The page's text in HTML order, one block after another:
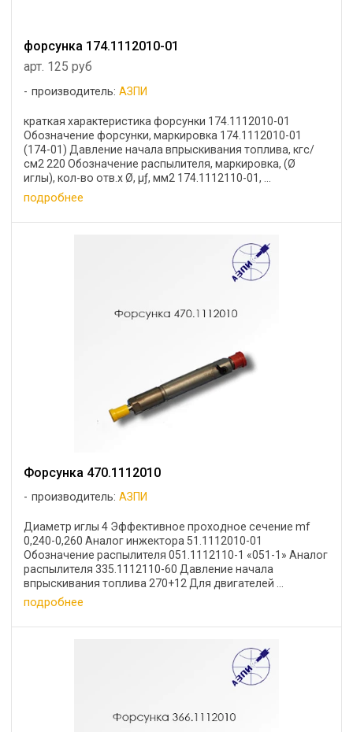
форсунка 174.1112010-01
арт. 125 руб
производитель:АЗПИ
краткая характеристика форсунки 174.1112010-01
Обозначение форсунки, маркировка 174.1112010-01
(174-01) Давление начала впрыскивания топлива, кгс/
см2 220 Обозначение распылителя, маркировка, (Ø
иглы), кол-во отв.х Ø, μƒ, мм2 174.1112110-01, ...
подробнее
Форсунка 470.1112010
производитель:АЗПИ
Диаметр иглы 4 Эффективное проходное сечение mf
0,240-0,260 Аналог инжектора 51.1112010-01
Обозначение распылителя 051.1112110-1 «051-1» Аналог
распылителя 335.1112110-60 Давление начала
впрыскивания топлива 270+12 Для двигателей ...
подробнее